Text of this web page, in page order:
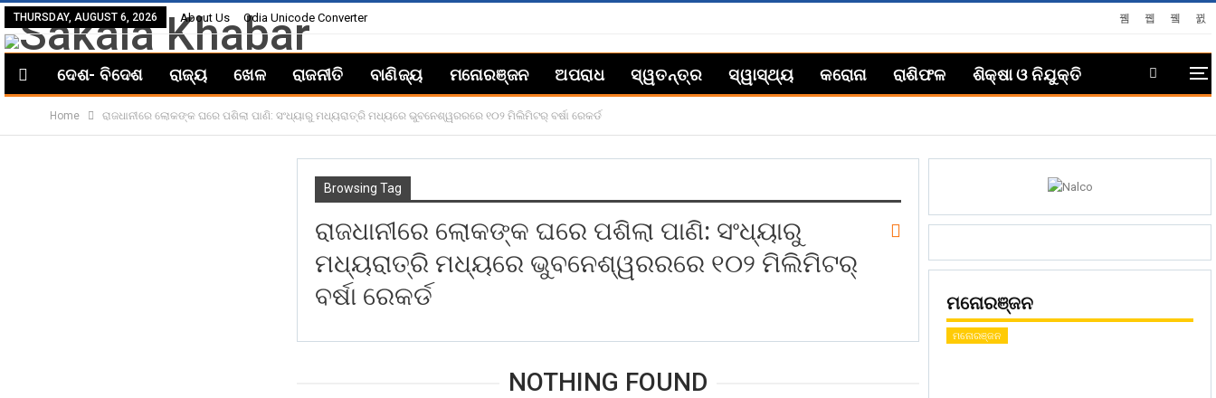
THURSDAY, AUGUST 6, 2026 About Us Odia Unicode Converter
ଦେଶ- ବିଦେଶ ରାଜ୍ୟ ଖେଳ ରାଜନୀତି ବାଣିଜ୍ୟ ମନୋରଞ୍ଜନ ଅପରାଧ ସ୍ୱତନ୍ତ୍ର ସ୍ୱାସ୍ଥ୍ୟ କରୋନା ରାଶିଫଳ ଶିକ୍ଷା ଓ ନିଯୁକ୍ତି
Home ରାଜଧାନୀରେ ଲୋକଙ୍କ ଘରେ ପଶିଲା ପାଣି: ସଂଧ୍ୟାରୁ ମଧ୍ୟରାତ୍ରି ମଧ୍ୟରେ ଭୁବନେଶ୍ୱରରରେ ୧୦୨ ମିଲିମିଟର୍ ବର୍ଷା ରେକର୍ଡ
Browsing Tag
ରାଜଧାନୀରେ ଲୋକଙ୍କ ଘରେ ପଶିଲା ପାଣି: ସଂଧ୍ୟାରୁ
ମଧ୍ୟରାତ୍ରି ମଧ୍ୟରେ ଭୁବନେଶ୍ୱରରରେ ୧୦୨ ମିଲିମିଟର୍
ବର୍ଷା ରେକର୍ଡ
NOTHING FOUND
ମନୋରଞ୍ଜନ
ମନୋରଞ୍ଜନ